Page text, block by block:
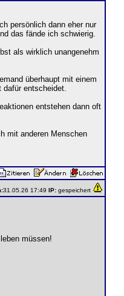
persönlich dann eher nur
das fände ich schwierig.
als wirklich unangenehm
überhaupt mit einem
dafür entscheidet.
entstehen dann oft
mit anderen Menschen
31.05.26 17:49 IP: gespeichert
müssen!